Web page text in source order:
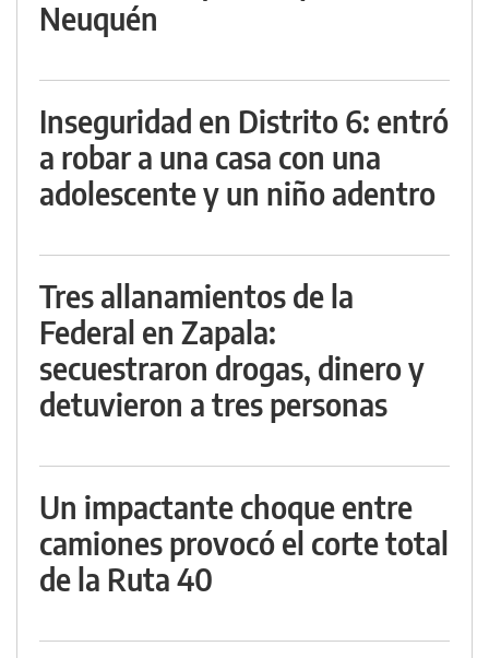
Neuquén
Inseguridad en Distrito 6: entró
a robar a una casa con una
adolescente y un niño adentro
Tres allanamientos de la
Federal en Zapala:
secuestraron drogas, dinero y
detuvieron a tres personas
Un impactante choque entre
camiones provocó el corte total
de la Ruta 40